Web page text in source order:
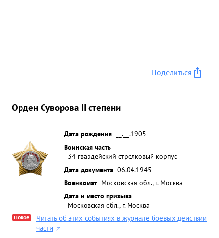
Поделиться
Орден Суворова II степени
Дата рождения
__.__.1905
Воинская часть
34 гвардейский стрелковый корпус
Дата документа 06.04.1945
Военкомат Московская обл., г. Москва
Дата и место призыва
Московская обл., г. Москва
Новое
Читать об этих событиях в журнале боевых действий
части